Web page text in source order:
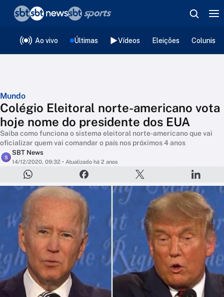
Ao vivo Últimas Vídeos Eleições
Mundo
Colégio Eleitoral norte-americano vota
hoje nome do presidente dos EUA
Saiba como funciona o sistema eleitoral norte-americano que vai
oficializar quem vai comandar o país nos próximos 4 anos
S
SBT News
14/12/2020, 09:32 • Atualizado há 2 anos
❮voltar
Editorias